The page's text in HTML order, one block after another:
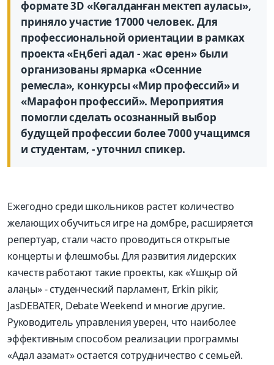
формате 3D «Көгалданған мектеп ауласы»,
приняло участие 17000 человек. Для
профессиональной ориентации в рамках
проекта «Еңбегі адал - жас өрен» были
организованы ярмарка «Осенние
ремесла», конкурсы «Мир профессий» и
«Марафон профессий». Мероприятия
помогли сделать осознанный выбор
будущей профессии более 7000 учащимся
и студентам, - уточнил спикер.
Ежегодно среди школьников растет количество
желающих обучиться игре на домбре, расширяется
репертуар, стали часто проводиться открытые
концерты и флешмобы. Для развития лидерских
качеств работают такие проекты, как «Ұшқыр ой
алаңы» - студенческий парламент, Erkin pikir,
JasDEBATER, Debate Weekend и многие другие.
Руководитель управления уверен, что наиболее
эффективным способом реализации программы
«Адал азамат» остается сотрудничество с семьей.